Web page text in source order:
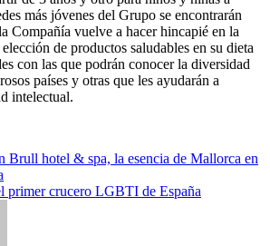
más jóvenes del Grupo se encontrarán
Compañía vuelve a hacer hincapié en la
de productos saludables en su dieta
con las que podrán conocer la diversidad
países y otras que les ayudarán a
intelectual.
Brull hotel & spa, la esencia de Mallorca en
primer crucero LGBTI de España